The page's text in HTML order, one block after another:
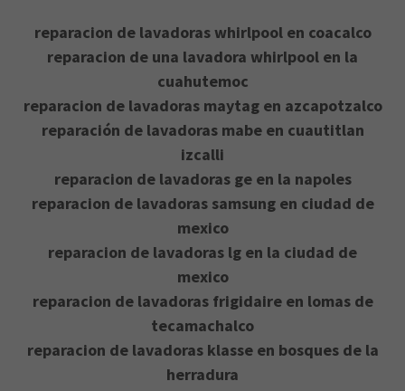
reparacion de lavadoras whirlpool en coacalco
reparacion de una lavadora whirlpool en la
cuahutemoc
reparacion de lavadoras maytag en azcapotzalco
reparación de lavadoras mabe en cuautitlan
izcalli
reparacion de lavadoras ge en la napoles
reparacion de lavadoras samsung en ciudad de
mexico
reparacion de lavadoras lg en la ciudad de
mexico
reparacion de lavadoras frigidaire en lomas de
tecamachalco
reparacion de lavadoras klasse en bosques de la
herradura